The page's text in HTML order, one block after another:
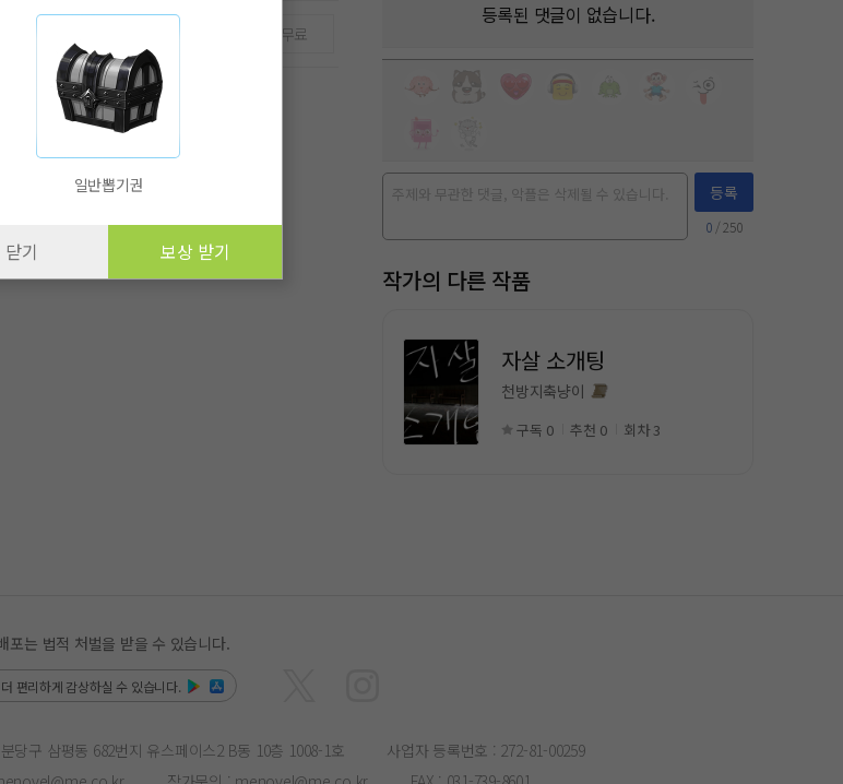
무료
등록된 댓글이 없습니다.
등록
0 / 250
작가의 다른 작품
자살 소개팅
천방지축냥이
구독 0 추천 0 회차 3
일반뽑기권
닫기 보상 받기
포는 법적 처벌을 받을 수 있습니다.
편리하게 감상하실 수 있습니다.
당구 삼평동 682번지 유스페이스2 B동 10층 1008-1호
사업자 등록번호 : 272-81-00259